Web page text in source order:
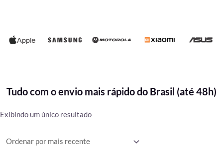
Tudo com o envio mais rápido do Brasil (até 48h)
Exibindo um único resultado